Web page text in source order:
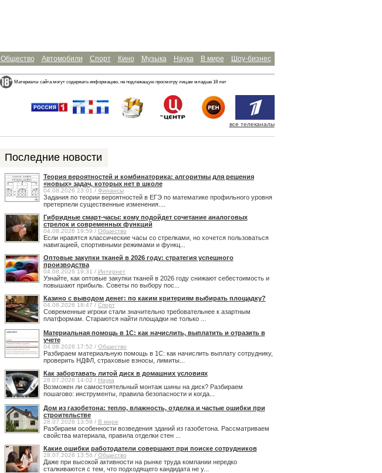
Шоу-бизнес
В мире
Наука
Музыка
Кино
Спорт
Автомобили
Общество
Материалы сайта могут содержать информацию, не подлежащую просмотру лицам младше 18 лет
все телеканалы
Последние новости
Теория вероятностей и комбинаторика: алгоритмы для решения
«новых» задач, которых нет в школе
04.08.2026 23:01 / Финансы
Задания по теории вероятностей в ЕГЭ по математике профильного уровня
претерпели существенные изменения....
Гибридные смарт-часы: кому подойдет сочетание аналоговых
стрелок и современных функций
04.08.2026 19:59 / Общество
Если нравятся классические часы со стрелками, но хочется пользоваться
навигацией, спортивными режимами и функц...
Оптовые закупки тканей в 2026 году: стратегия успешного
производства
04.08.2026 19:31 / Интернет
Узнайте, как оптовые закупки тканей в 2026 году снижают себестоимость и
повышают прибыль. Советы по выбору пос...
Казино с выводом денег: по каким критериям выбирать площадку?
04.08.2026 18:47 / Спорт
Современные игроки стали значительно требовательнее к азартным
платформам. Стараются найти площадки не только ...
Материальная помощь в 1С: как начислить, выплатить и отразить в
учете
04.08.2026 17:52 / Общество
Разбираем материальную помощь в 1С: как начислить выплату сотруднику,
проверить НДФЛ, страховые взносы, лимиты...
Как забортавать литой диск в домашних условиях
28.07.2026 14:02 / Наука
Возможен ли самостоятельный монтаж шины на диск? Разбираем
пошагово: инструменты, правила безопасности и когда...
Дом из газобетона: тепло, влажность, отделка и частые ошибки при
строительстве
28.07.2026 13:59 / В мире
Разбираем особенности возведения зданий из газобетона. Рассматриваем
свойства материала, правила отделки стен ...
Какие ошибки работодатели совершают при поиске сотрудников
28.07.2026 13:56 / Общество
Даже при высокой активности на рынке труда компании нередко
сталкиваются с тем, что подходящего кандидата не у...